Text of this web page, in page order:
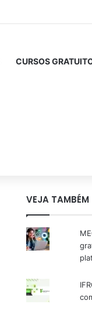
CURSOS
VEJA TAMBÉM